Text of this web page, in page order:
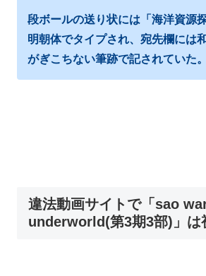
段ボールの送り状には「海洋資源
明朝体でタイプされ、宛先欄には
がぎこちない筆跡で記されていた。
違法動画サイトで「sao
underworld(第3期3部)」は